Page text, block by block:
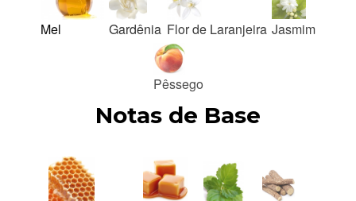
Mel Gardênia Flor de Laranjeira Jasmim
Pêssego
Notas de Base